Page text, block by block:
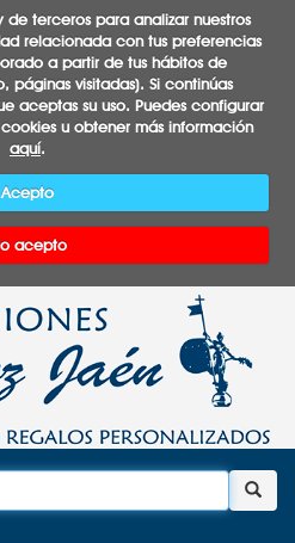
de terceros para analizar nuestros
relacionada con tus preferencias
a partir de tus hábitos de
páginas visitadas). Si continúas
aceptas su uso. Puedes configurar
u obtener más información
aquí.
Acepto
acepto